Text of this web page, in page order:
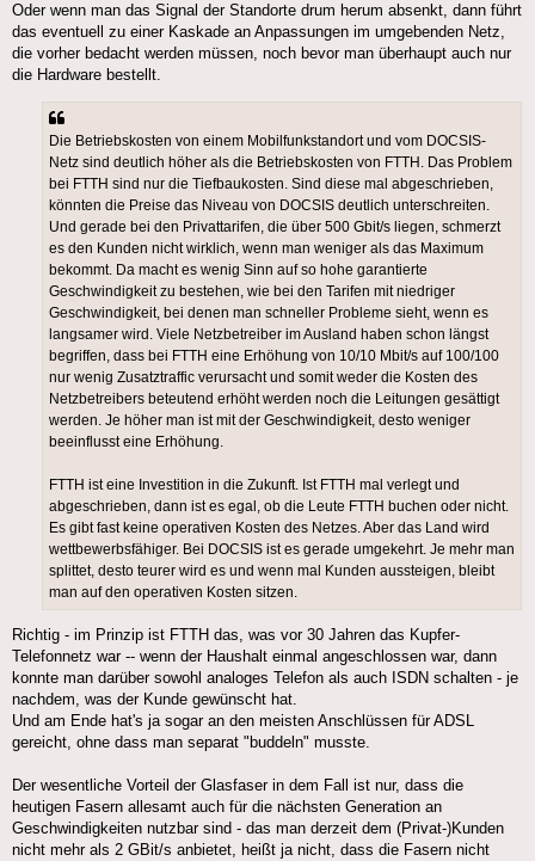
Oder wenn man das Signal der Standorte drum herum absenkt, dann führt
das eventuell zu einer Kaskade an Anpassungen im umgebenden Netz,
die vorher bedacht werden müssen, noch bevor man überhaupt auch nur
die Hardware bestellt.
Die Betriebskosten von einem Mobilfunkstandort und vom DOCSIS-
Netz sind deutlich höher als die Betriebskosten von FTTH. Das Problem
bei FTTH sind nur die Tiefbaukosten. Sind diese mal abgeschrieben,
könnten die Preise das Niveau von DOCSIS deutlich unterschreiten.
Und gerade bei den Privattarifen, die über 500 Gbit/s liegen, schmerzt
es den Kunden nicht wirklich, wenn man weniger als das Maximum
bekommt. Da macht es wenig Sinn auf so hohe garantierte
Geschwindigkeit zu bestehen, wie bei den Tarifen mit niedriger
Geschwindigkeit, bei denen man schneller Probleme sieht, wenn es
langsamer wird. Viele Netzbetreiber im Ausland haben schon längst
begriffen, dass bei FTTH eine Erhöhung von 10/10 Mbit/s auf 100/100
nur wenig Zusatztraffic verursacht und somit weder die Kosten des
Netzbetreibers beteutend erhöht werden noch die Leitungen gesättigt
werden. Je höher man ist mit der Geschwindigkeit, desto weniger
beeinflusst eine Erhöhung.
FTTH ist eine Investition in die Zukunft. Ist FTTH mal verlegt und
abgeschrieben, dann ist es egal, ob die Leute FTTH buchen oder nicht.
Es gibt fast keine operativen Kosten des Netzes. Aber das Land wird
wettbewerbsfähiger. Bei DOCSIS ist es gerade umgekehrt. Je mehr man
splittet, desto teurer wird es und wenn mal Kunden aussteigen, bleibt
man auf den operativen Kosten sitzen.
Richtig - im Prinzip ist FTTH das, was vor 30 Jahren das Kupfer-
Telefonnetz war -- wenn der Haushalt einmal angeschlossen war, dann
konnte man darüber sowohl analoges Telefon als auch ISDN schalten - je
nachdem, was der Kunde gewünscht hat.
Und am Ende hat's ja sogar an den meisten Anschlüssen für ADSL
gereicht, ohne dass man separat "buddeln" musste.
Der wesentliche Vorteil der Glasfaser in dem Fall ist nur, dass die
heutigen Fasern allesamt auch für die nächsten Generation an
Geschwindigkeiten nutzbar sind - das man derzeit dem (Privat-)Kunden
nicht mehr als 2 GBit/s anbietet, heißt ja nicht, dass die Fasern nicht